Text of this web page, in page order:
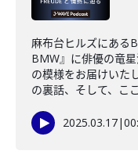
麻布台ヒルズにある
BMW』に俳優の竜
の模様をお届けいた
の裏話、そして、こ
2025.03.17|